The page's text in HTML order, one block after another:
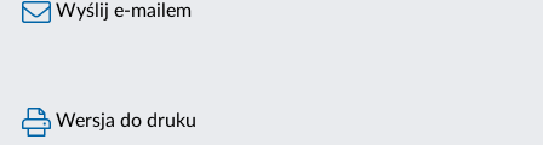
Wyślij e-mailem
Wersja do druku